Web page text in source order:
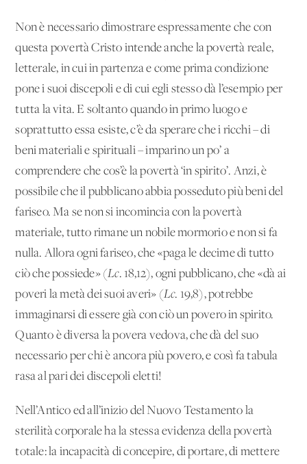
Non è necessario dimostrare espressamente che con
questa povertà Cristo intende anche la povertà reale,
letterale, in cui in partenza e come prima condizione
pone i suoi discepoli e di cui egli stesso dà l’esempio per
tutta la vita. E soltanto quando in primo luogo e
soprattutto essa esiste, c’è da sperare che i ricchi – di
beni materiali e spirituali – imparino un po’ a
comprendere che cos’è la povertà ‘in spirito’. Anzi, è
possibile che il pubblicano abbia posseduto più beni del
fariseo. Ma se non si incomincia con la povertà
materiale, tutto rimane un nobile mormorio e non si fa
nulla. Allora ogni fariseo, che «paga le decime di tutto
ciò che possiede» (Lc. 18,12), ogni pubblicano, che «dà ai
poveri la metà dei suoi averi» (Lc. 19,8), potrebbe
immaginarsi di essere già con ciò un povero in spirito.
Quanto è diversa la povera vedova, che dà del suo
necessario per chi è ancora più povero, e così fa tabula
rasa al pari dei discepoli eletti!
Nell’Antico ed all’inizio del Nuovo Testamento la
sterilità corporale ha la stessa evidenza della povertà
totale: la incapacità di concepire, di portare, di mettere